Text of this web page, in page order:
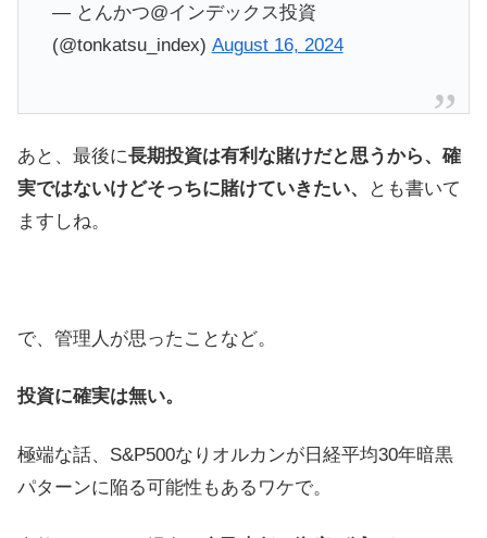
— とんかつ@インデックス投資
(@tonkatsu_index) August 16, 2024
あと、最後に長期投資は有利な賭けだと思うから、確
実ではないけどそっちに賭けていきたい、
とも書いて
ますしね。
で、管理人が思ったことなど。
投資に確実は無い。
極端な話、S&P500なりオルカンが日経平均30年暗黒
パターンに陥る可能性もあるワケで。